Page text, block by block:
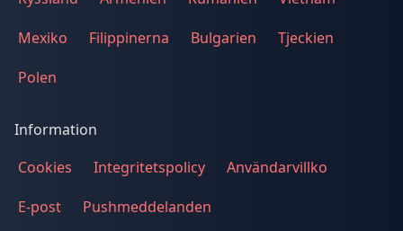
Mexiko
Filippinerna Bulgarien
Tjeckien
Polen
Information
Cookies
Integritetspolicy
Användarvillko
E-post
Pushmeddelanden